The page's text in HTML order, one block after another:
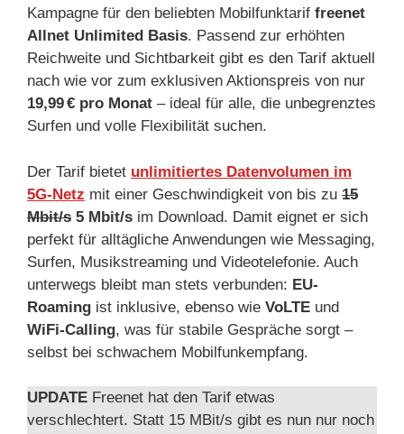
Kampagne für den beliebten Mobilfunktarif freenet
Allnet Unlimited Basis. Passend zur erhöhten
Reichweite und Sichtbarkeit gibt es den Tarif aktuell
nach wie vor zum exklusiven Aktionspreis von nur
19,99 € pro Monat – ideal für alle, die unbegrenztes
Surfen und volle Flexibilität suchen.
Der Tarif bietet unlimitiertes Datenvolumen im
5G-Netz mit einer Geschwindigkeit von bis zu 15
Mbit/s 5 Mbit/s im Download. Damit eignet er sich
perfekt für alltägliche Anwendungen wie Messaging,
Surfen, Musikstreaming und Videotelefonie. Auch
unterwegs bleibt man stets verbunden: EU-
Roaming ist inklusive, ebenso wie VoLTE und
WiFi-Calling, was für stabile Gespräche sorgt –
selbst bei schwachem Mobilfunkempfang.
UPDATE Freenet hat den Tarif etwas
verschlechtert. Statt 15 MBit/s gibt es nun nur noch